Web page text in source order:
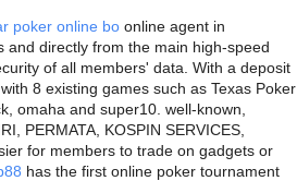
poker online bo online agent in
and directly from the main high-speed
of all members' data. With a deposit
with 8 existing games such as Texas Poker
omaha and super10. well-known,
PERMATA, KOSPIN SERVICES,
for members to trade on gadgets or
has the first online poker tournament